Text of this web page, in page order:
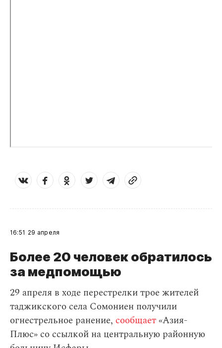
16:51 29 апреля
Более 20 человек обратилось
за медпомощью
29 апреля в ходе перестрелки трое жителей
таджикского села Сомониен получили
огнестрельное ранение, сообщает«Азия-
Плюс» со ссылкой на центральную районную